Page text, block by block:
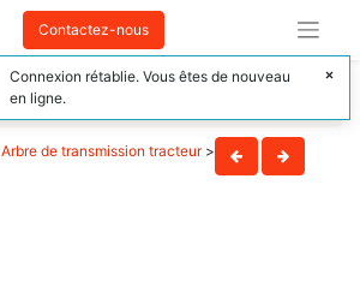
Contactez-nous
Arbre de transmission tracteur>
Connexion rétablie. Vous êtes de nouveau
en ligne.